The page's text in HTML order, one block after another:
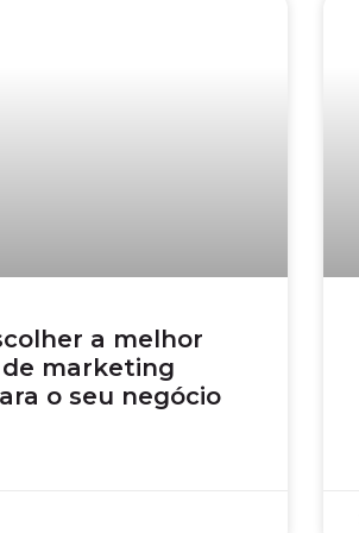
a melhor
marketing
o seu negócio